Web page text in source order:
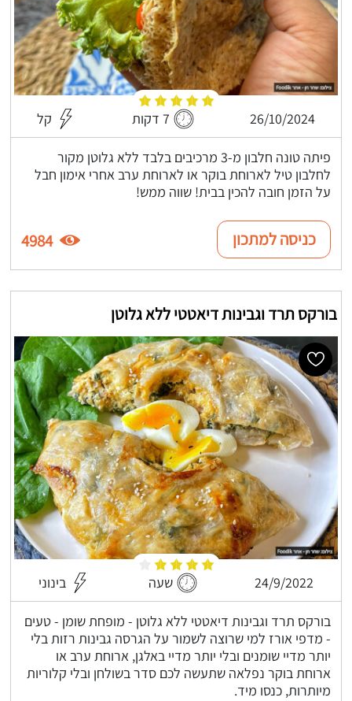
26/10/2024 7 דקות קל
פיתה טונה חלבון מ-3 מרכיבים בלבד ללא גלוטן מקור
לחלבון טיל לארוחת בוקר או לארוחת ערב אחרי אימון חבל
על הזמן חובה להכין בבית! שווה ממש!
כניסה למתכון 4984
בורקס תרד וגבינות דיאטטי ללא גלוטן
24/9/2022 שעה בינוני
בורקס תרד וגבינות דיאטטי ללא גלוטן - מופחת שומן - טעים
- מדפי אורז למי שרוצה לשמור על הגרסה גבינות רזות בלי
יותר מדיי שומנים ובלי יותר מדיי באלגן, ארוחת ערב או
ארוחת בוקר נפלאה שתעשה לכם סדר בשולחן ובלי קלוריות
מיותרות, כנסו מיד.